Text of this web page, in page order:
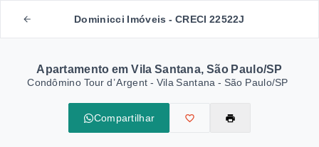
Dominicci Imóveis - CRECI 22522J
Apartamento em Vila Santana, São Paulo/SP
Condômino Tour d’ Argent - Vila Santana - São Paulo/SP
Compartilhar